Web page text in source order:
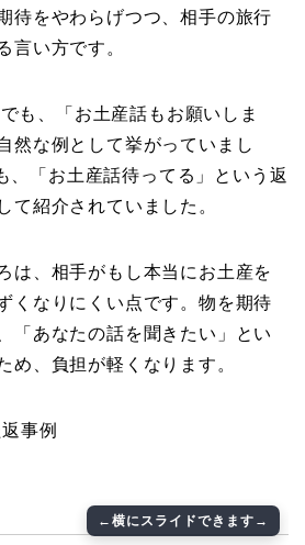
待をやわらげつつ、相手の旅行
言い方です。
も、「お土産話もお願いしま
然な例として挙がっていまし
、「お土産話待ってる」という返
て紹介されていました。
は、相手がもし本当にお土産を
くなりにくい点です。物を期待
「あなたの話を聞きたい」とい
め、負担が軽くなります。
事例